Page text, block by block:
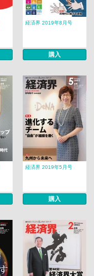
経済界 2019年8月号
購入
経済界 2019年5月号
購入